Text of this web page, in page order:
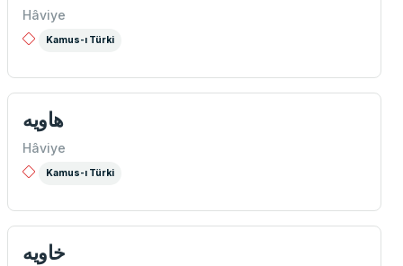
Hâviye
Kamus-ı Türki
هاويه
Hâviye
Kamus-ı Türki
خاويه